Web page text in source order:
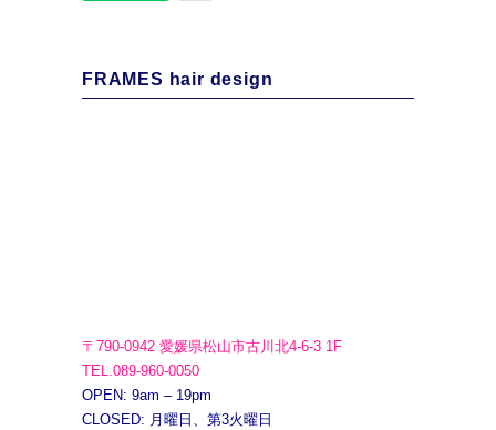
FRAMES hair design
〒790-0942 愛媛県松山市古川北4-6-3 1F
TEL.089-960-0050
OPEN: 9am – 19pm
CLOSED: 月曜日、第3火曜日